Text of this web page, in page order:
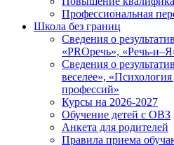
Профессиональная
Школа без границ
Сведения о
«PROречь», «Речь-
Сведения о
веселее»,
профессий»
Курсы на 2026-2027
Обучение детей с ОВЗ
Анкета для родителей
Правила приема